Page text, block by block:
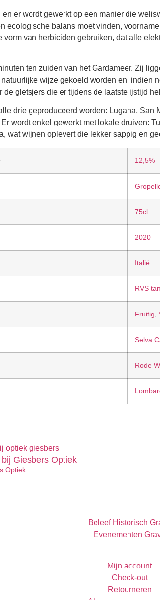
er wordt gewerkt op een manier die
ecologische balans moet vinden,
van herbiciden gebruiken, dat alle
ten zuiden van het Gardameer. Zij
wijze gekoeld worden en,
gletsjers die er tijdens de laatste ijstijd
drie geproduceerd worden: Lugana,
wordt enkel gewerkt met lokale druiven:
wat wijnen oplevert die lekker sappig en
12,5%
75cl
2020
Italië
RVS
Fruitig
Selva
Rode
Giesbers Optiek
Optiek
Beleef Historisch
Evenementen
Mijn account
Check-out
Retourneren